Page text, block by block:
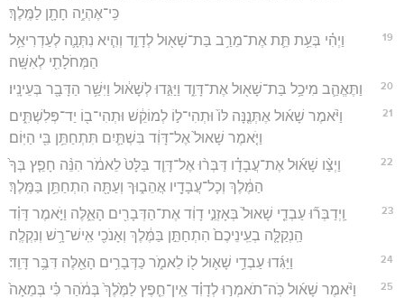
כִּֽי־אֶהְיֶ֥ה חָתָ֖ן לַמֶּֽלֶךְ׃
19
וַיְהִ֗י בְּעֵ֥ת תֵּ֛ת אֶת־מֵרַ֥ב בַּת־שָׁא֖וּל לְדָוִ֑ד וְהִ֧יא נִתְּנָ֛ה לְעַדְרִיאֵ֥ל
הַמְּחֹלָתִ֖י לְאִשָּֽׁה׃
20 וַתֶּאֱהַ֛ב מִיכַ֥ל בַּת־שָׁא֖וּל אֶת־דָּוִ֑ד וַיַּגִּ֣דוּ לְשָׁא֔וּל וַיִּשַׁ֥ר הַדָּבָ֖ר בְּעֵינָֽיו׃
21
וַיֹּ֨אמֶר שָׁא֜וּל אֶתְּנֶ֤נָּה לּוֹ֙ וּתְהִי־ל֣וֹ לְמוֹקֵ֔שׁ וּתְהִי־ב֖וֹ יַד־פְּלִשְׁתִּ֑ים
וַיֹּ֤אמֶר שָׁאוּל֙ אֶל־דָּוִ֔ד בִּשְׁתַּ֛יִם תִּתְחַתֵּ֥ן בִּ֖י הַיּֽוֹם׃
22
וַיְצַ֨ו שָׁא֜וּל אֶת־עֲבָדָ֗ו דַּבְּר֨וּ אֶל־דָּוִ֤ד בַּלָּט֙ לֵאמֹ֔ר הִנֵּ֨ה חָפֵ֤ץ בְּךָ֙
הַמֶּ֔לֶךְ וְכָל־עֲבָדָ֖יו אֲהֵב֑וּךָ וְעַתָּ֖ה הִתְחַתֵּ֥ן בַּמֶּֽלֶךְ׃
23
וַֽיְדַבְּר֞וּ עַבְדֵ֤י שָׁאוּל֙ בְּאָזְנֵ֣י דָוִ֔ד אֶת־הַדְּבָרִ֖ים הָאֵ֑לֶּה וַיֹּ֣אמֶר דָּוִ֗ד
הַֽנְקַלָּ֤ה בְעֵֽינֵיכֶם֙ הִתְחַתֵּ֣ן בַּמֶּ֔לֶךְ וְאָנֹכִ֖י אִֽישׁ־רָ֥שׁ וְנִקְלֶֽה׃
24 וַיַּגִּ֜דוּ עַבְדֵ֥י שָׁא֛וּל ל֖וֹ לֵאמֹ֑ר כַּדְּבָרִ֥ים הָאֵ֖לֶּה דִּבֶּ֥ר דָּוִֽד׃
25
וַיֹּ֨אמֶר שָׁא֜וּל כֹּֽה־תֹאמְר֣וּ לְדָוִ֗ד אֵֽין־חֵ֤פֶץ לַמֶּ֙לֶךְ֙ בְּמֹ֔הַר כִּ֗י בְּמֵאָה֙